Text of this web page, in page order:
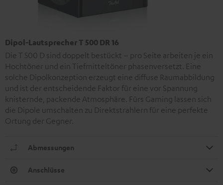
Dipol-Lautsprecher T 500 DR 16
Die T 500 D sind doppelt bestückt – pro Seite arbeiten je ein
Hochtöner und ein Tiefmitteltöner phasenversetzt. Eine
solche Dipolkonzeption erzeugt eine diffuse Raumabbildung
und ist der entscheidende Faktor für eine vor Spannung
knisternde, packende Atmosphäre. Fürs Gaming lassen sich
die Dipole umschalten zu Direktstrahlern für eine perfekte
Ortung der Gegner.
Abmessungen
Anschlüsse